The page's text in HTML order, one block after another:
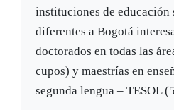
instituciones de educación
diferentes a Bogotá
doctorados en todas las
cupos) y maestrías en
segunda lengua – TESOL